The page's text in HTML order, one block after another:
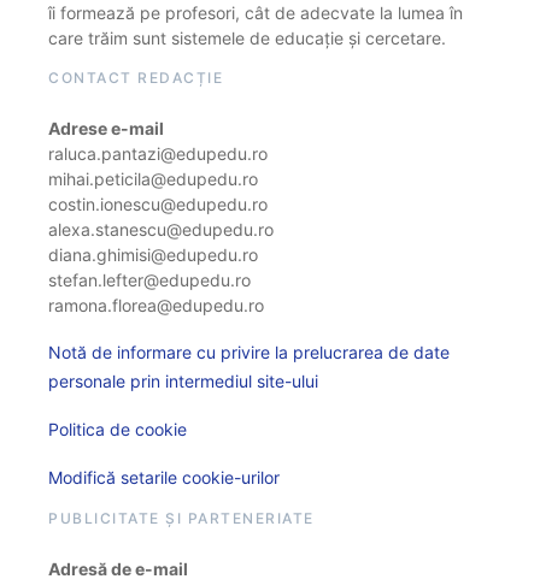
îi formează pe profesori, cât de adecvate la lumea în
care trăim sunt sistemele de educație și cercetare.
CONTACT REDACȚIE
Adrese e-mail
raluca.pantazi@edupedu.ro
mihai.peticila@edupedu.ro
costin.ionescu@edupedu.ro
alexa.stanescu@edupedu.ro
diana.ghimisi@edupedu.ro
stefan.lefter@edupedu.ro
ramona.florea@edupedu.ro
Notă de informare cu privire la prelucrarea de date
personale prin intermediul site-ului
Politica de cookie
Modifică setarile cookie-urilor
PUBLICITATE ȘI PARTENERIATE
Adresă de e-mail